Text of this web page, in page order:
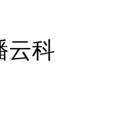
云科